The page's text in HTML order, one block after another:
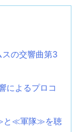
の交響曲第3
によるプロコ
≫と≪軍隊≫を聴